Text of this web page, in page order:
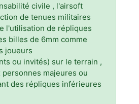
civile , l'airsoft
de tenues militaires
l'utilisation de répliques
billes de 6mm comme
joueurs
ou invités) sur le terrain ,
majeures ou
des répliques inférieures